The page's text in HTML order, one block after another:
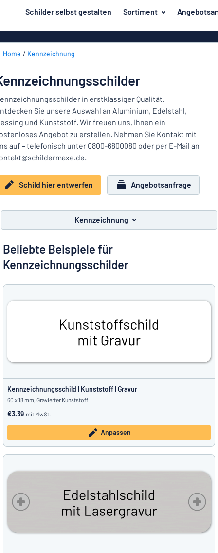
springen
Schilder selbst gestalten Sortiment
Herstellung
Haus und Heim
Kennzeichnung
Namensschilder
Aufkleber
Verkehr und Fahrzeuge
Industrie und Fertigung
Büro & Arbeitsplatz
Alle Kategorien anzeigen
Roll-Up
Plakate
Unsere
Bestseller
Material
Herstellung
Haus
und
Kennzeichnung
Alle Kategorien anzeigen
Angebotsanfrage
Einloggen
zum
entwerfen
Home Kennzeichnung
in erstklassiger Qualität.
Sie unsere Auswahl an Aluminium, Edelstahl,
und Kunststoff. Wir freuen uns, Ihnen ein
Angebot zu erstellen. Nehmen Sie Kontakt mit
auf – telefonisch unter 0800-6800080 oder per E-Mail an
Schild hier entwerfen Angebotsanfrage
Kennzeichnung
Beliebte Beispiele für
Kennzeichnungsschilder
Kennzeichnungsschild | Kunststoff | Gravur
60 x 18 mm, Gravierter Kunststoff
€3.39 mit MwSt.
Anpassen